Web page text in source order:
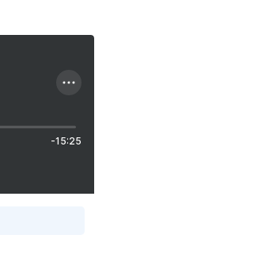
-15:25